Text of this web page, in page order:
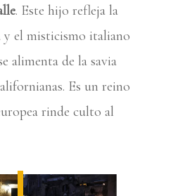
. Este hijo refleja la
y el misticismo italiano
alimenta de la savia
Es un reino
rinde culto al